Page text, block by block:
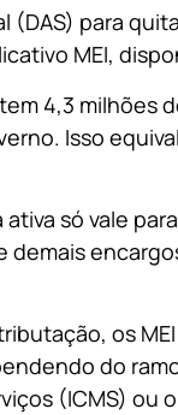
(DAS) para
MEI,
4,3 milhões
Isso
só vale
os
do
(ICMS) ou